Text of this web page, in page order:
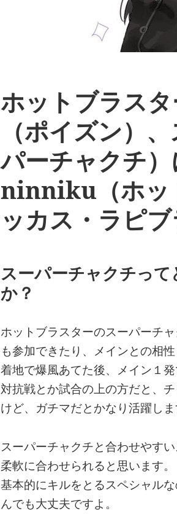
ホットブラス
（ポイズン）
パーチャクチ
ninniku（ホッ
ッカス・ラピ
スーパーチャクチっ
か？
ホットブラスターのスーパーチ
も参加できたり、メインとの相性
着地で爆風あてた後、メイン１
対抗戦とか試合の上の方だと、
けど、ガチマだとかなり活躍しま
スーパーチャクチと合わせやす
柔軟に合わせられると思います。
基本的にキルをとるスペシャル
んでも大丈夫ですよ。